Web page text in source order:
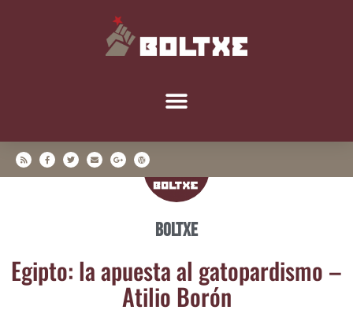
Boltxe
Egip­to: la apues­ta al gato­par­dis­mo –
Ati­lio Borón